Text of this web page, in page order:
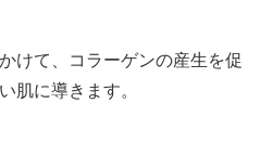
けて、コラーゲンの産生を促
肌に導きます。